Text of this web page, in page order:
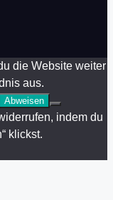
die Website weiter
aus.
Abweisen
indem du
klickst.